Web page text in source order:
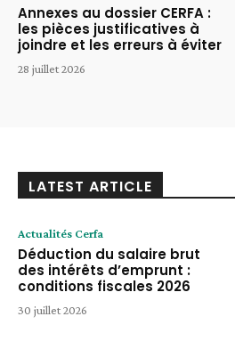
Annexes au dossier CERFA :
les pièces justificatives à
joindre et les erreurs à éviter
28 juillet 2026
LATEST ARTICLE
Actualités Cerfa
Déduction du salaire brut
des intérêts d’emprunt :
conditions fiscales 2026
30 juillet 2026